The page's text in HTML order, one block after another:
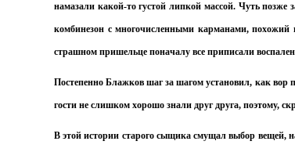
намазали какой-то густой липкой массой. Чуть
комбинезон с многочисленными карманами, похожий
страшном пришельце поначалу все приписали
Постепенно Блажков шаг за шагом установил, как
гости не слишком хорошо знали друг друга, поэтому,
В этой истории старого сыщика смущал выбор вещей,